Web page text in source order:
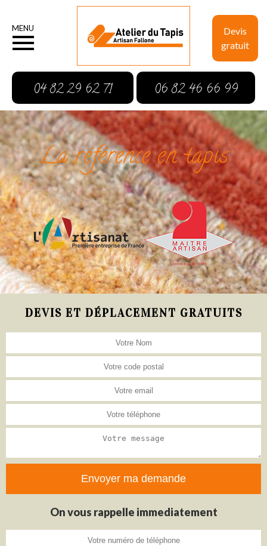
Devis
gratuit
MENU
04 82 29 62 71 06 82 46 66 99
La référence en tapis
DEVIS ET DÉPLACEMENT GRATUITS
On vous rappelle immediatement